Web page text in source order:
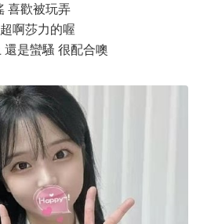
喜歡被玩弄
啊莎力的喔
是蠻騷 很配合噢